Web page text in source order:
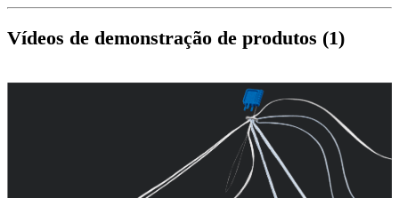
Vídeos de demonstração de produtos (1)